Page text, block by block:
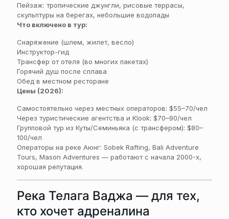
Пейзаж: тропические джунгли, рисовые террасы,
скульптуры на берегах, небольшие водопады
Что включено в тур:
Снаряжение (шлем, жилет, весло)
Инструктор-гид
Трансфер от отеля (во многих пакетах)
Горячий душ после сплава
Обед в местном ресторане
Цены (2026):
Самостоятельно через местных операторов: $55–70/чел
Через туристические агентства и Klook: $70–90/чел
Групповой тур из Куты/Семиньяка (с трансфером): $80–
100/чел
Операторы на реке Аюнг: Sobek Rafting, Bali Adventure
Tours, Mason Adventures — работают с начала 2000-х,
хорошая репутация.
Река Телага Ваджа — для тех,
кто хочет адреналина